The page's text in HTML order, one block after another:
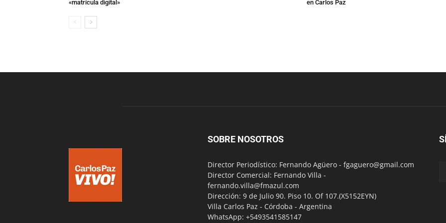
«matrícula digital»
en Carlos Paz
SOBRE NOSOTROS
Director Periodístico: Fernando Agüero - fgaguero@gmail.com
Director Comercial: Fernando Villa -
fernando.villa@fmazul.com
Dirección: 9 de Julio 90. Piso 10. Of 107.(X5152EYN)
Villa Carlos Paz - Córdoba - Argentina
WhatsApp: +5493541585147